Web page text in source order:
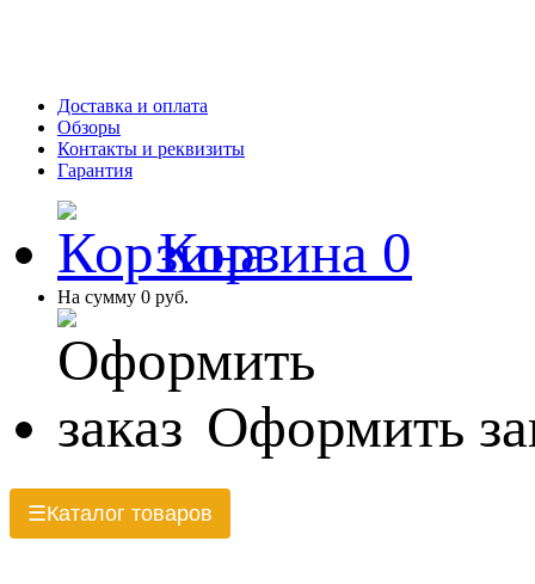
Доставка и оплата
Обзоры
Контакты и реквизиты
Гарантия
Корзина 0
На сумму 0 руб.
Оформить
☰Каталог товаров